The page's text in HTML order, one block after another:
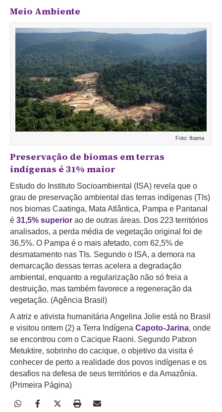
Meio Ambiente
Foto: Ibama
Preservação de biomas em terras
indígenas é 31% maior
Estudo do Instituto Socioambiental (ISA) revela que o
grau de preservação ambiental das terras indígenas (TIs)
nos biomas Caatinga, Mata Atlântica, Pampa e Pantanal
é 31,5% superior ao de outras áreas. Dos 223 territórios
analisados, a perda média de vegetação original foi de
36,5%. O Pampa é o mais afetado, com 62,5% de
desmatamento nas TIs. Segundo o ISA, a demora na
demarcação dessas terras acelera a degradação
ambiental, enquanto a regularização não só freia a
destruição, mas também favorece a regeneração da
vegetação. (Agência Brasil)
A atriz e ativista humanitária Angelina Jolie está no Brasil
e visitou ontem (2) a Terra Indígena Capoto-Jarina, onde
se encontrou com o Cacique Raoni. Segundo Patxon
Metuktire, sobrinho do cacique, o objetivo da visita é
conhecer de perto a realidade dos povos indígenas e os
desafios na defesa de seus territórios e da Amazônia.
(Primeira Página)